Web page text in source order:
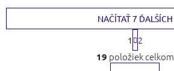
O
v
NAČÍTAŤ 7 ĎALŠÍCH
S
t
r
á
1
2
19 položiek celkom